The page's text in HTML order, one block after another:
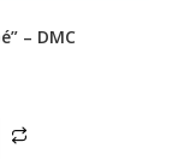
– DMC